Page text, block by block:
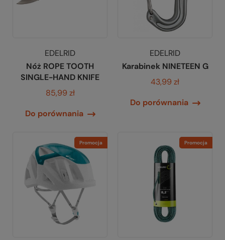
EDELRID
Nóż ROPE TOOTH
SINGLE-HAND KNIFE
85,99 zł
Do porównania
EDELRID
Karabinek NINETEEN G
43,99 zł
Do porównania
Promocja Promocja